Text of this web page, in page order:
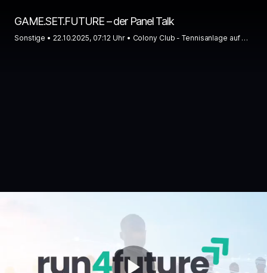
GAME.SET.FUTURE – der Panel Talk
Sonstige • 22.10.2025, 07:12 Uhr • Colony Club - Tennisanlage auf der Pfarrwiese, Wien